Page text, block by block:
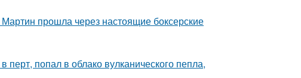
прошла через настоящие боксерские
попал в облако вулканического пепла,